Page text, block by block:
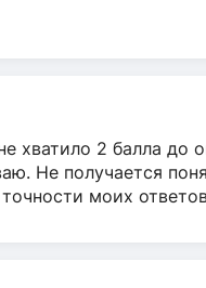
хватило 2 балла до
Не получается
моих